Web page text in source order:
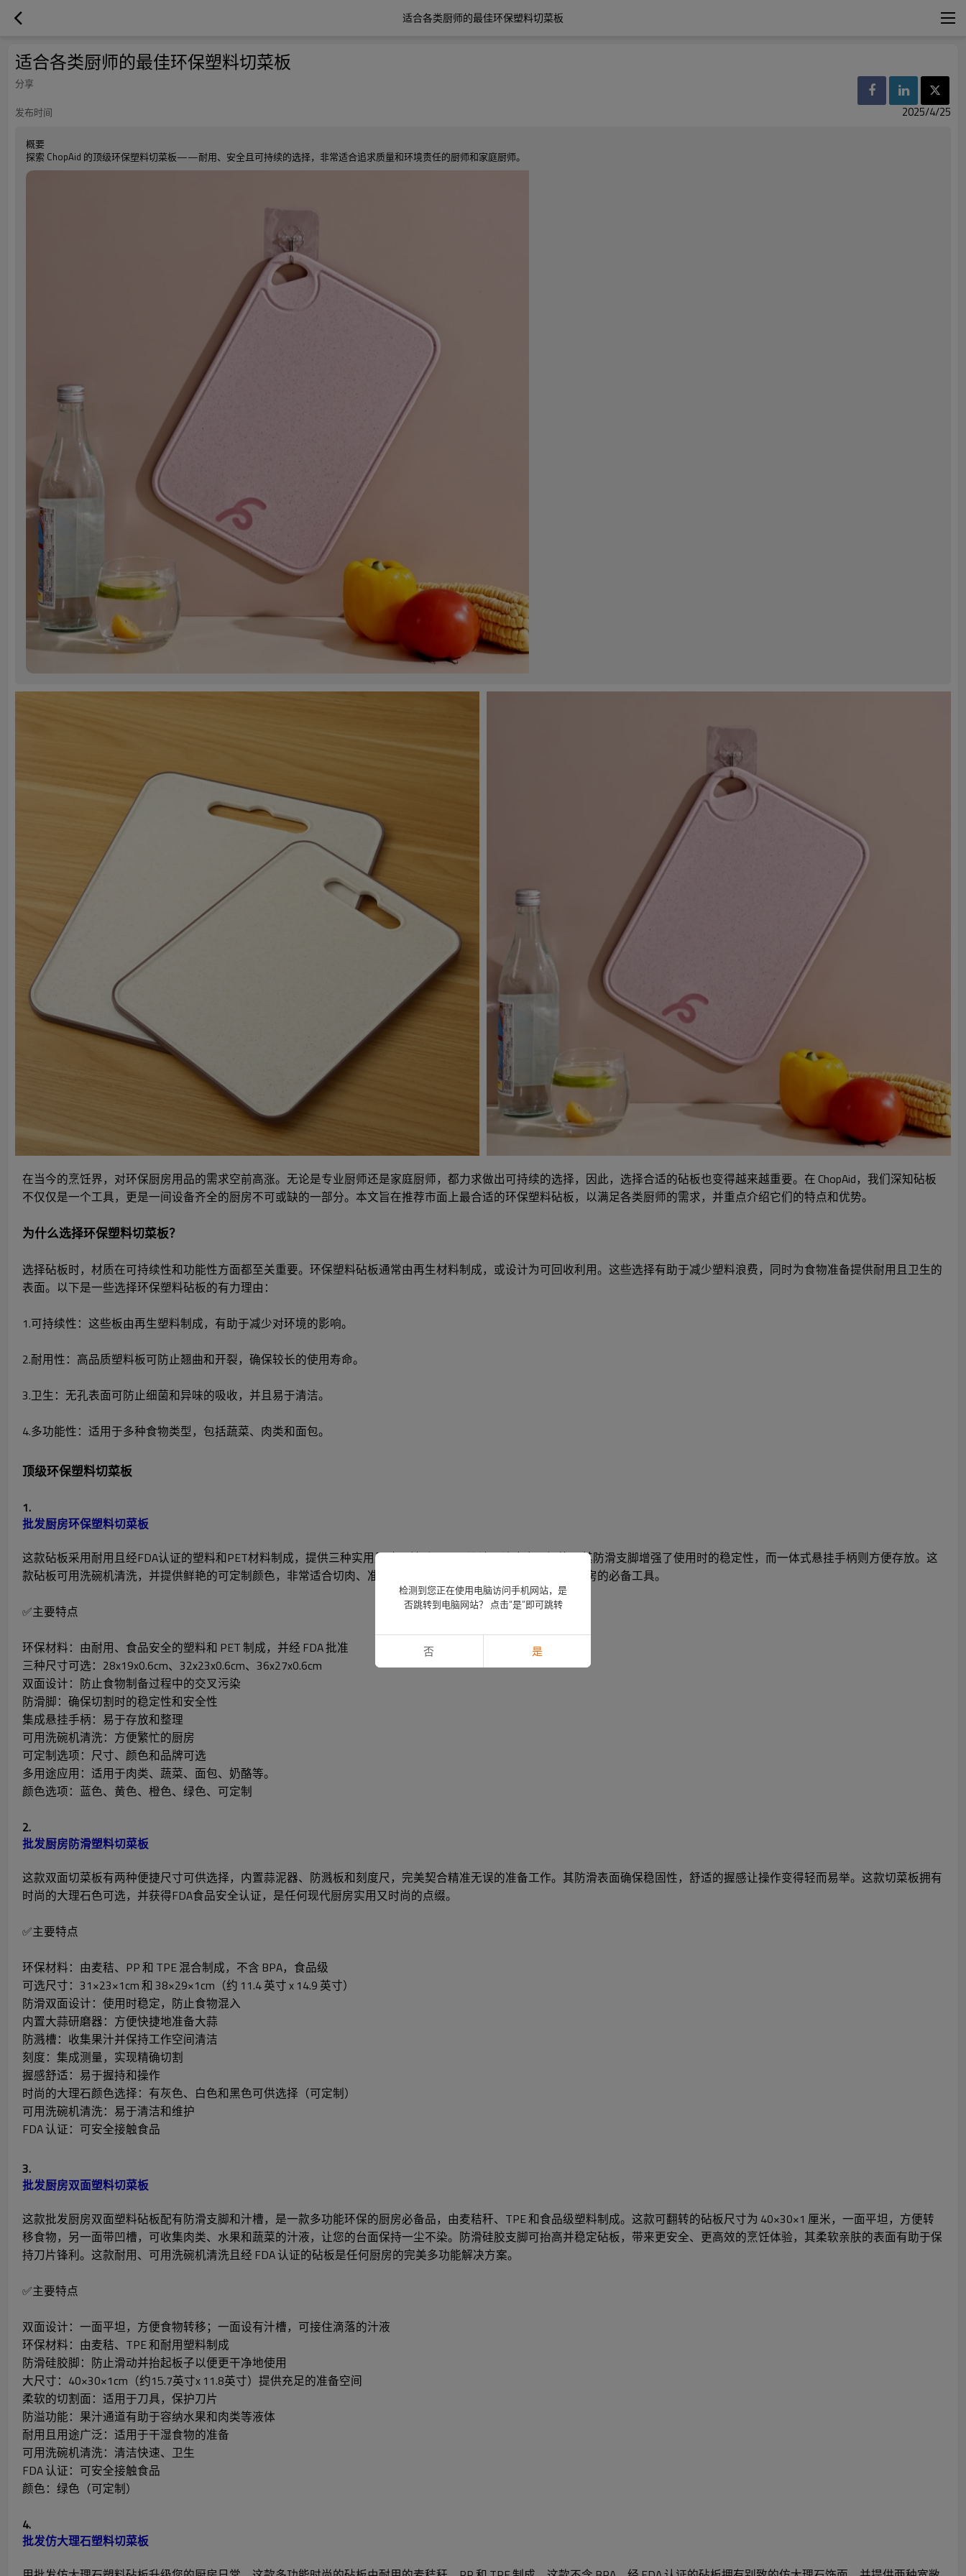
适合各类厨师的最佳环保塑料切菜板
适合各类厨师的最佳环保塑料切菜板
分享
发布时间
2025/4/25
概要
探索 ChopAid 的顶级环保塑料切菜板——耐用、安全且可持续的选择，非常适合追求质量和环境责任的厨师和家庭厨师。
在当今的烹饪界，对环保厨房用品的需求空前高涨。无论是专业厨师还是家庭厨师，都力求做出可持续的选择，因此，选择合适的砧板也变得越来越重要。在 ChopAid，我们深知砧板
不仅仅是一个工具，更是一间设备齐全的厨房不可或缺的一部分。本文旨在推荐市面上最合适的环保塑料砧板，以满足各类厨师的需求，并重点介绍它们的特点和优势。
为什么选择环保塑料切菜板？
选择砧板时，材质在可持续性和功能性方面都至关重要。环保塑料砧板通常由再生材料制成，或设计为可回收利用。这些选择有助于减少塑料浪费，同时为食物准备提供耐用且卫生的
表面。以下是一些选择环保塑料砧板的有力理由：
1.可持续性：这些板由再生塑料制成，有助于减少对环境的影响。
2.耐用性：高品质塑料板可防止翘曲和开裂，确保较长的使用寿命。
3.卫生：无孔表面可防止细菌和异味的吸收，并且易于清洁。
4.多功能性：适用于多种食物类型，包括蔬菜、肉类和面包。
顶级环保塑料切菜板
1.
批发厨房环保塑料切菜板
这款砧板采用耐用且经FDA认证的塑料和PET材料制成，提供三种实用尺寸，并采用双面设计，防止交叉污染。其防滑支脚增强了使用时的稳定性，而一体式悬挂手柄则方便存放。这
款砧板可用洗碗机清洗，并提供鲜艳的可定制颜色，非常适合切肉、准备蔬菜、切面包等，是任何注重环保的厨房的必备工具。
✅主要特点
环保材料：由耐用、食品安全的塑料和 PET 制成，并经 FDA 批准
三种尺寸可选：28x19x0.6cm、32x23x0.6cm、36x27x0.6cm
双面设计：防止食物制备过程中的交叉污染
防滑脚：确保切割时的稳定性和安全性
集成悬挂手柄：易于存放和整理
可用洗碗机清洗：方便繁忙的厨房
可定制选项：尺寸、颜色和品牌可选
多用途应用：适用于肉类、蔬菜、面包、奶酪等。
颜色选项：蓝色、黄色、橙色、绿色、可定制
2.
批发厨房防滑塑料切菜板
这款双面切菜板有两种便捷尺寸可供选择，内置蒜泥器、防溅板和刻度尺，完美契合精准无误的准备工作。其防滑表面确保稳固性，舒适的握感让操作变得轻而易举。这款切菜板拥有
时尚的大理石色可选，并获得FDA食品安全认证，是任何现代厨房实用又时尚的点缀。
✅主要特点
环保材料：由麦秸、PP 和 TPE 混合制成，不含 BPA，食品级
可选尺寸：31×23×1cm 和 38×29×1cm（约 11.4 英寸 x 14.9 英寸）
防滑双面设计：使用时稳定，防止食物混入
内置大蒜研磨器：方便快捷地准备大蒜
防溅槽：收集果汁并保持工作空间清洁
刻度：集成测量，实现精确切割
握感舒适：易于握持和操作
时尚的大理石颜色选择：有灰色、白色和黑色可供选择（可定制）
可用洗碗机清洗：易于清洁和维护
FDA 认证：可安全接触食品
3.
批发厨房双面塑料切菜板
这款批发厨房双面塑料砧板配有防滑支脚和汁槽，是一款多功能环保的厨房必备品，由麦秸秆、TPE 和食品级塑料制成。这款可翻转的砧板尺寸为 40×30×1 厘米，一面平坦，方便转
移食物，另一面带凹槽，可收集肉类、水果和蔬菜的汁液，让您的台面保持一尘不染。防滑硅胶支脚可抬高并稳定砧板，带来更安全、更高效的烹饪体验，其柔软亲肤的表面有助于保
持刀片锋利。这款耐用、可用洗碗机清洗且经 FDA 认证的砧板是任何厨房的完美多功能解决方案。
✅主要特点
双面设计：一面平坦，方便食物转移；一面设有汁槽，可接住滴落的汁液
环保材料：由麦秸、TPE 和耐用塑料制成
防滑硅胶脚：防止滑动并抬起板子以便更干净地使用
大尺寸：40×30×1cm（约15.7英寸x 11.8英寸）提供充足的准备空间
柔软的切割面：适用于刀具，保护刀片
防溢功能：果汁通道有助于容纳水果和肉类等液体
耐用且用途广泛：适用于干湿食物的准备
可用洗碗机清洗：清洁快速、卫生
FDA 认证：可安全接触食品
颜色：绿色（可定制）
4.
批发仿大理石塑料切菜板
检测到您正在使用电脑访问手机网站，是
否跳转到电脑网站？ 点击“是”即可跳转
否 是